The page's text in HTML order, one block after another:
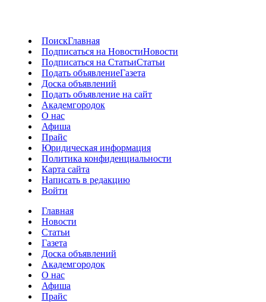
ПоискГлавная
Подписаться на НовостиНовости
Подписаться на СтатьиСтатьи
Подать объявлениеГазета
Доска объявлений
Подать объявление на сайт
Академгородок
О нас
Афиша
Прайс
Юридическая информация
Политика конфиденциальности
Карта сайта
Написать в редакцию
Войти
Главная
Новости
Статьи
Газета
Доска объявлений
Академгородок
О нас
Афиша
Прайс